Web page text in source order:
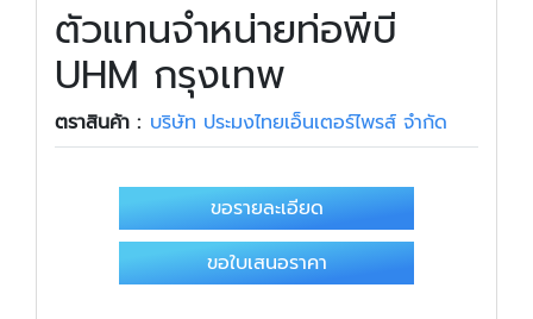
ตัวแทนจำหน่ายท่อพีบี
UHM กรุงเทพ
ตราสินค้า : บริษัท ประมงไทยเอ็นเตอร์ไพรส์ จำกัด
ขอรายละเอียด
ขอใบเสนอราคา